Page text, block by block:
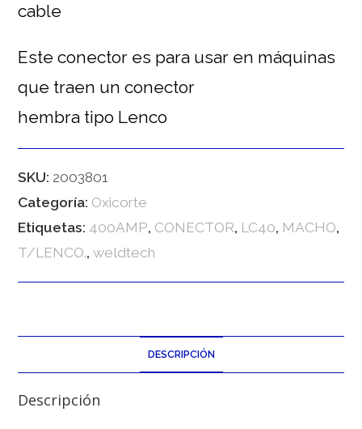
cable
Este conector es para usar en máquinas
que traen un conector
hembra tipo Lenco
SKU: 2003801
Categoría: Oxicorte
Etiquetas: 400AMP, CONECTOR, LC40, MACHO,
T/LENCO.,weldtech
DESCRIPCIÓN
Descripción